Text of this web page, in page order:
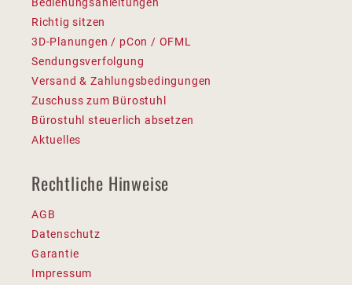
Richtig sitzen
3D-Planungen / pCon / OFML
Sendungsverfolgung
Versand & Zahlungsbedingungen
Zuschuss zum Bürostuhl
Bürostuhl steuerlich absetzen
Aktuelles
Rechtliche Hinweise
AGB
Datenschutz
Garantie
Impressum